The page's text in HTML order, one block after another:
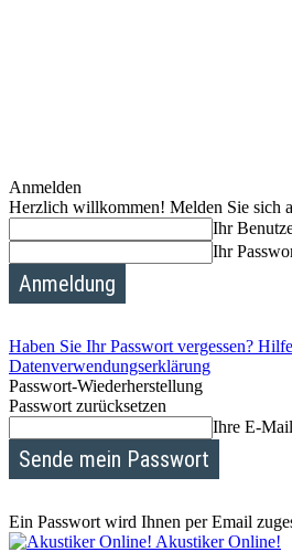
Anmelden
Herzlich willkommen! Melden Sie sich
Ihr
Ihr
Haben Sie Ihr Passwort vergessen?
Datenverwendungserklärung
Passwort-Wiederherstellung
Passwort zurücksetzen
Ihre E-
Ein Passwort wird Ihnen per Email
Akustiker Online!